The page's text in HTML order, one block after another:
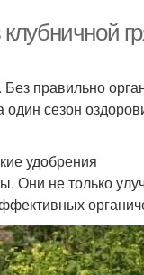
правильно
сезон
удобрения
Они не только